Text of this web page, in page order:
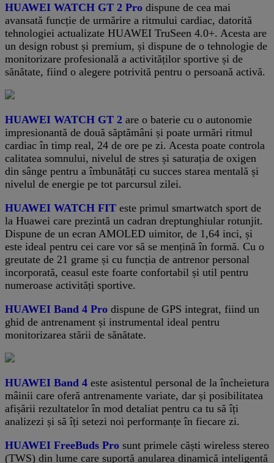
HUAWEI WATCH GT 2 Pro dispune de cea mai
avansată funcție de urmărire a ritmului cardiac, datorită
tehnologiei actualizate HUAWEI TruSeen 4.0+. Acesta are
un design robust și premium, și dispune de o tehnologie de
monitorizare profesională a activităților sportive și de
sănătate, fiind o alegere potrivită pentru o persoană activă.
HUAWEI WATCH GT 2 are o baterie cu o autonomie
impresionantă de două săptămâni și poate urmări ritmul
cardiac în timp real, 24 de ore pe zi. Acesta poate controla
calitatea somnului, nivelul de stres și saturația de oxigen
din sânge pentru a îmbunătăți cu succes starea mentală și
nivelul de energie pe tot parcursul zilei.
HUAWEI WATCH FIT este primul smartwatch sport de
la Huawei care prezintă un cadran dreptunghiular rotunjit.
Dispune de un ecran AMOLED uimitor, de 1,64 inci, și
este ideal pentru cei care vor să se mențină în formă. Cu o
greutate de 21 grame și cu funcția de antrenor personal
incorporată, ceasul este foarte confortabil și util pentru
numeroase activități sportive.
HUAWEI Band 4 Pro dispune de GPS integrat, fiind un
ghid de antrenament și instrumental ideal pentru
monitorizarea stării de sănătate.
HUAWEI Band 4 este asistentul personal de la încheietura
mâinii care oferă antrenamente variate, dar și posibilitatea
afișării rezultatelor în mod detaliat pentru ca tu să îți
analizezi și să îți setezi noi performanțe în fiecare zi.
HUAWEI FreeBuds Pro sunt primele căști wireless stereo
(TWS) din lume care suportă anularea dinamică inteligentă